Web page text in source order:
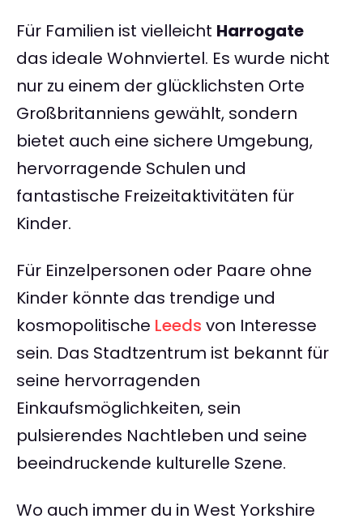
Für Familien ist vielleicht Harrogate
das ideale Wohnviertel. Es wurde nicht
nur zu einem der glücklichsten Orte
Großbritanniens gewählt, sondern
bietet auch eine sichere Umgebung,
hervorragende Schulen und
fantastische Freizeitaktivitäten für
Kinder.
Für Einzelpersonen oder Paare ohne
Kinder könnte das trendige und
kosmopolitische Leeds von Interesse
sein. Das Stadtzentrum ist bekannt für
seine hervorragenden
Einkaufsmöglichkeiten, sein
pulsierendes Nachtleben und seine
beeindruckende kulturelle Szene.
Wo auch immer du in West Yorkshire